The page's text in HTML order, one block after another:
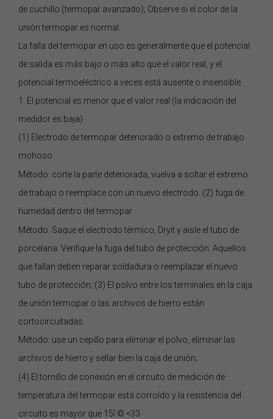
de cuchillo (termopar avanzado); Observe si el color de la
unión termopar es normal.
La falla del termopar en uso es generalmente que el potencial
de salida es más bajo o más alto que el valor real, y el
potencial termoeléctrico a veces está ausente o insensible.
1. El potencial es menor que el valor real (la indicación del
medidor es baja)
(1) Electrodo de termopar deteriorado o extremo de trabajo
mohoso
Método: corte la parte deteriorada, vuelva a soltar el extremo
de trabajo o reemplace con un nuevo electrodo. (2) fuga de
humedad dentro del termopar
Método: Saque el electrodo térmico, Dryit y aisle el tubo de
porcelana. Verifique la fuga del tubo de protección. Aquellos
que fallan deben reparar soldadura o reemplazar el nuevo
tubo de protección; (3) El polvo entre los terminales en la caja
de unión termopar o las archivos de hierro están
cortocircuitadas
Método: use un cepillo para eliminar el polvo, eliminar las
archivos de hierro y sellar bien la caja de unión;
(4) El tornillo de conexión en el circuito de medición de
temperatura del termopar está corroído y la resistencia del
circuito es mayor que 15î © <33